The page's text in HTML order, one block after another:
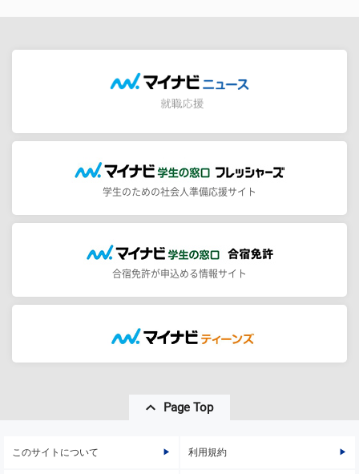
学生のための社会人準備応援サイト
合宿免許が申込める情報サイト
Page Top
このサイトについて 利用規約